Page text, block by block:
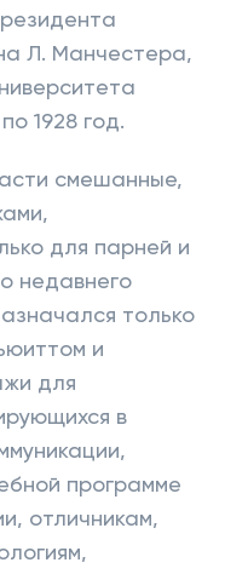
Л. Манчестера,
1928 год.
смешанные,
для парней и
недавнего
только
и
для
в
программе
отличникам,